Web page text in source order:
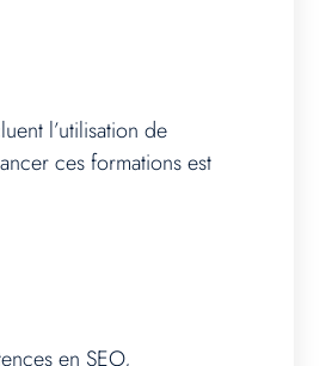
l’utilisation de
ces formations est
en SEO,